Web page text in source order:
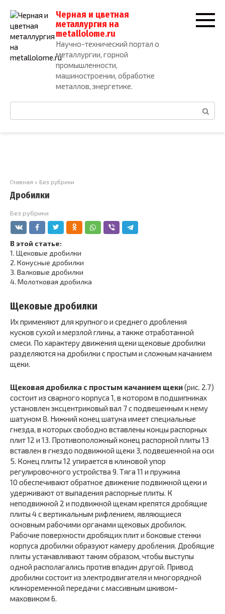
контенту
Черная и цветная
металлургия на
metallolome.ru
Научно-технический портал о
металлургии, горной
промышленности,
машиностроении, обработке
металлов, энергетике.
Главная » Без рубрики
Дробилки
Без рубрики
В этой статье:
1. Щековые дробилки
2. Конусные дробилки
3. Валковые дробилки
4. Молотковая дробилка
Щековые дробилки
Их применяют для крупного и среднего дробления
кусков сухой и мерзлой глины, а также отработанной
смеси. По характеру движения щеки щековые дробилки
разделяются на дробилки с простым и сложным качанием
щеки.
Щековая дробилка с простым качанием щеки(рис. 2.7)
состоит из сварного корпуса 1, в котором в подшипниках
установлен эксцентриковый вал 7 с подвешенным к нему
шатуном 8. Нижний конец шатуна имеет специальные
гнезда, в которых свободно вставлены концы распорных
плит 12 и 13. Противоположный конец распорной плиты 13
вставлен в гнездо подвижной щеки 3, подвешенной на оси
5. Конец плиты 12 упирается в клиновой упор
регулировочного устройства 9. Тяга 11 и пружина
10 обеспечивают обратное движение подвижной щеки и
удерживают от выпадения распорные плиты. К
неподвижной 2 и подвижной щекам крепятся дробящие
плиты 4 с вертикальным рифлением, являющиеся
основным рабочими органами щековых дробилок.
Рабочие поверхности дробящих плит и боковые стенки
корпуса дробилки образуют камеру дробления. Дробящие
плиты устанавливают таким образом, чтобы выступы
одной располагались против впадин другой. Привод
дробилки состоит из электродвигателя и многорядной
клиноременной передачи с массивным шкивом-
маховиком 6.